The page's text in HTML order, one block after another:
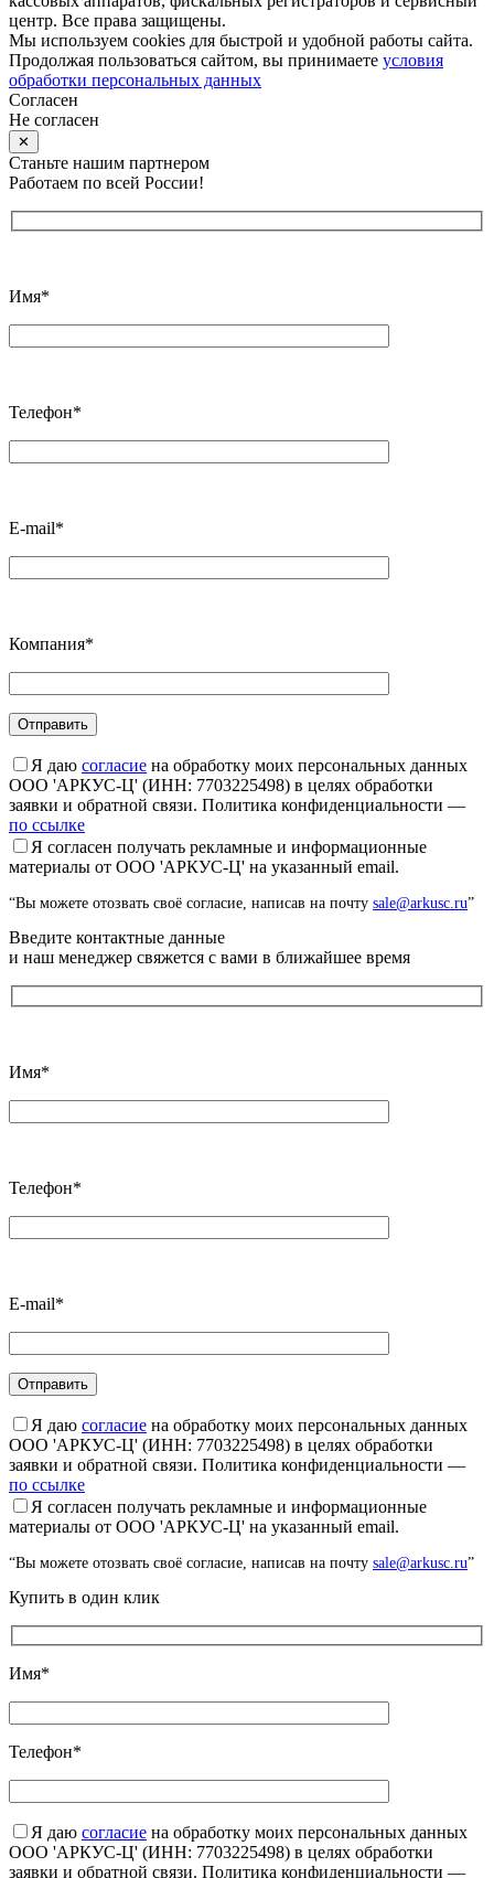
центр. Все права защищены.
Мы используем cookies для быстрой и удобной работы сайта.
Продолжая пользоваться сайтом, вы принимаете условия
обработки персональных данных
Согласен
Не согласен
✕
Станьте нашим партнером
Работаем по всей России!
Имя*
Телефон*
E-mail*
Компания*
Я даю согласие на обработку моих персональных данных
ООО 'АРКУС-Ц' (ИНН: 7703225498) в целях обработки
заявки и обратной связи. Политика конфиденциальности —
по ссылке
Я согласен получать рекламные и информационные
материалы от ООО 'АРКУС-Ц' на указанный email.
“Вы можете отозвать своё согласие, написав на почту sale@arkusc.ru”
Введите контактные данные
и наш менеджер свяжется с вами в ближайшее время
Имя*
Телефон*
E-mail*
Я даю согласие на обработку моих персональных данных
ООО 'АРКУС-Ц' (ИНН: 7703225498) в целях обработки
заявки и обратной связи. Политика конфиденциальности —
по ссылке
Я согласен получать рекламные и информационные
материалы от ООО 'АРКУС-Ц' на указанный email.
“Вы можете отозвать своё согласие, написав на почту sale@arkusc.ru”
Купить в один клик
Имя*
Телефон*
Я даю согласие на обработку моих персональных данных
ООО 'АРКУС-Ц' (ИНН: 7703225498) в целях обработки
заявки и обратной связи. Политика конфиденциальности —